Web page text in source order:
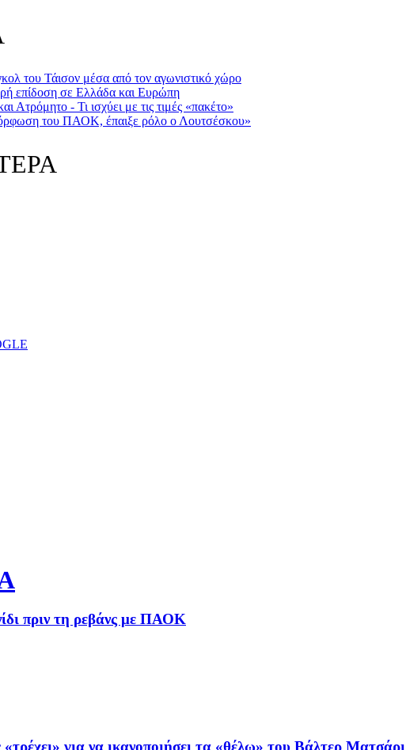
του Τάισον μέσα από τον αγωνιστικό χώρο
επίδοση σε Ελλάδα και Ευρώπη
- Τι ισχύει με τις τιμές «πακέτο»
του ΠΑΟΚ, έπαιξε ρόλο ο Λουτσέσκου»
πριν τη ρεβάνς με ΠΑΟΚ